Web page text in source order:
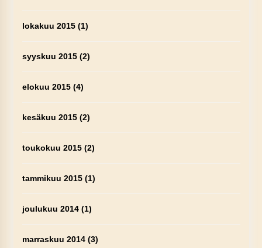
lokakuu 2015(1)
syyskuu 2015(2)
elokuu 2015(4)
kesäkuu 2015(2)
toukokuu 2015(2)
tammikuu 2015(1)
joulukuu 2014(1)
marraskuu 2014(3)